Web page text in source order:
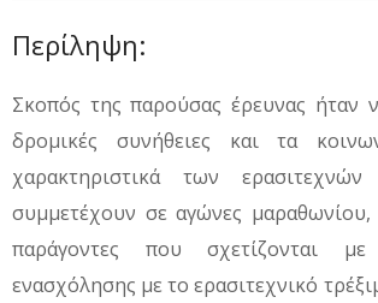
Περίληψη:
Σκοπός της παρούσας έρευνας ήταν
δρομικές συνήθειες και τα
χαρακτηριστικά των
συμμετέχουν σε αγώνες
παράγοντες που σχετίζονται
ενασχόλησης με το ερασιτεχνικό